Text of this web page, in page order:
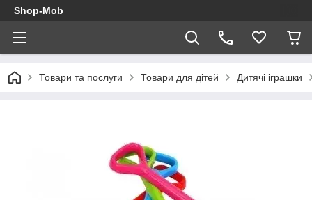
Shop-Mob
Товари та послуги Товари для дітей Дитячі іграшки